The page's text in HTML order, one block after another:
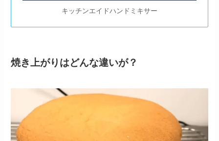
キッチンエイドハンドミキサー
焼き上がりはどんな違いが？